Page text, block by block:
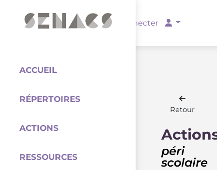
Se connecter
ACCUEIL
RÉPERTOIRES
ACTIONS
RESSOURCES
Retour
péri
scolaire